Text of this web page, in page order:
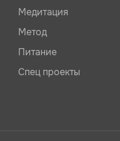
Медитация
Метод
Питание
Спец проекты